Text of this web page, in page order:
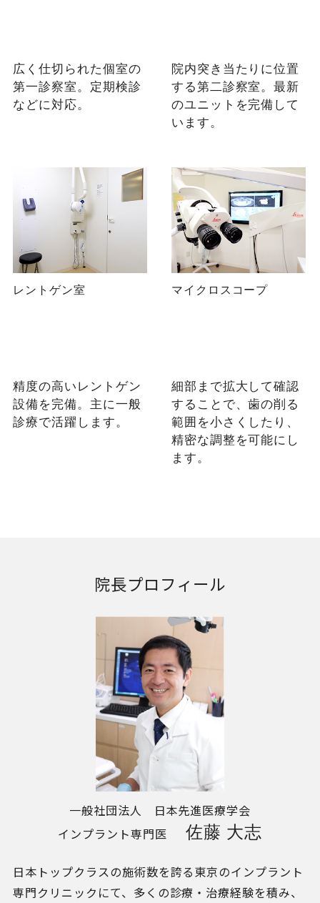
広く仕切られた個室の
第一診察室。定期検診
などに対応。
院内突き当たりに位置
する第二診察室。最新
のユニットを完備して
います。
レントゲン室
精度の高いレントゲン
設備を完備。主に一般
診療で活躍します。
マイクロスコープ
細部まで拡大して確認
することで、歯の削る
範囲を小さくしたり、
精密な調整を可能にし
ます。
院長プロフィール
一般社団法人 日本先進医療学会
インプラント専門医
佐藤 大志
日本トップクラスの施術数を誇る東京のインプラント
専門クリニックにて、多くの診療・治療経験を積み、